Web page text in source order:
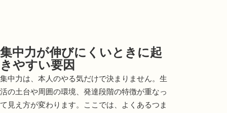
集中力が伸びにくいときに起
きやすい要因
集中力は、本人のやる気だけで決まりません。生
活の土台や周囲の環境、発達段階の特徴が重なっ
て見え方が変わります。ここでは、よくあるつま